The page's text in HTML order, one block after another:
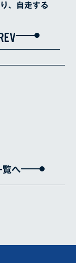
、自走する
覧へ